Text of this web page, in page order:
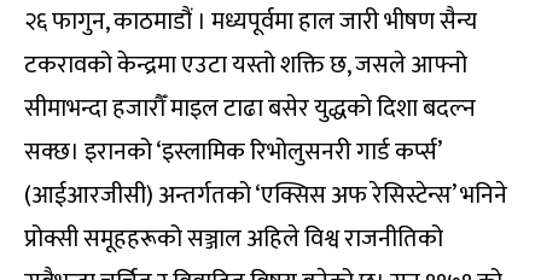
२६ फागुन, काठमाडौं । मध्यपूर्वमा हाल जारी भीषण सैन्य
टकरावको केन्द्रमा एउटा यस्तो शक्ति छ, जसले आफ्नो
सीमाभन्दा हजारौँ माइल टाढा बसेर युद्धको दिशा बदल्न
सक्छ। इरानको ‘इस्लामिक रिभोलुसनरी गार्ड कर्प्स’
(आईआरजीसी) अन्तर्गतको ‘एक्सिस अफ रेसिस्टेन्स’ भनिने
प्रोक्सी समूहहरूको सञ्जाल अहिले विश्व राजनीतिको